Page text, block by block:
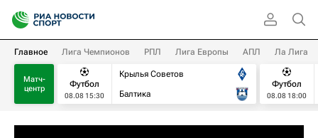
Главное Лига Чемпионов РПЛ Лига Европы АПЛ Ла Лига
Матч-
центр
Футбол
08.08 15:30
Крылья Советов
Балтика
Футбол
08.08 18:00